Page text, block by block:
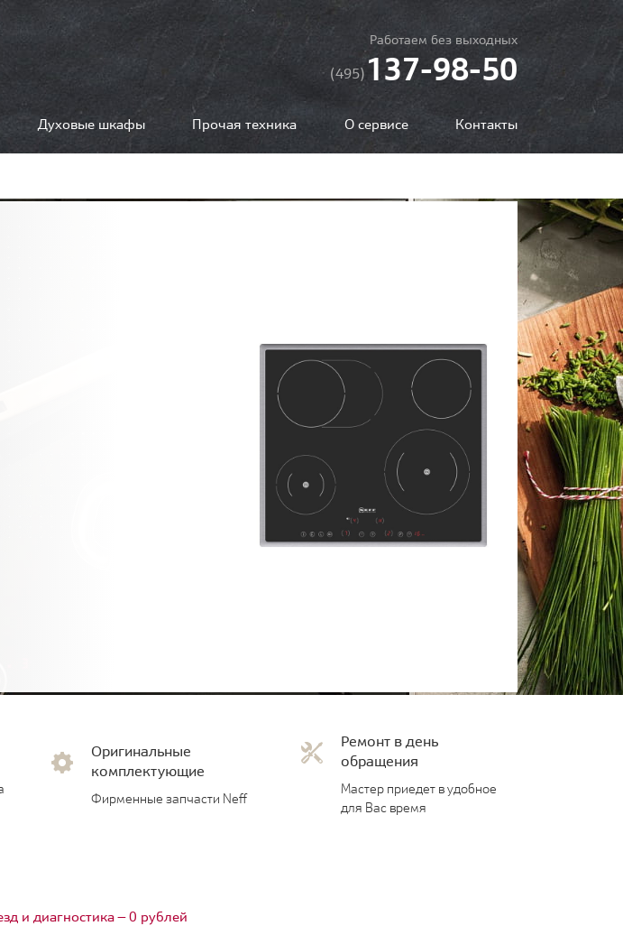
Работаем без выходных
(495)137-98-50
Духовые шкафы Прочая техника О сервисе Контакты
Оригинальные
комплектующие
Фирменные запчасти Neff
Ремонт в день
обращения
Мастер приедет в удобное
для Вас время
и диагностика — 0 рублей